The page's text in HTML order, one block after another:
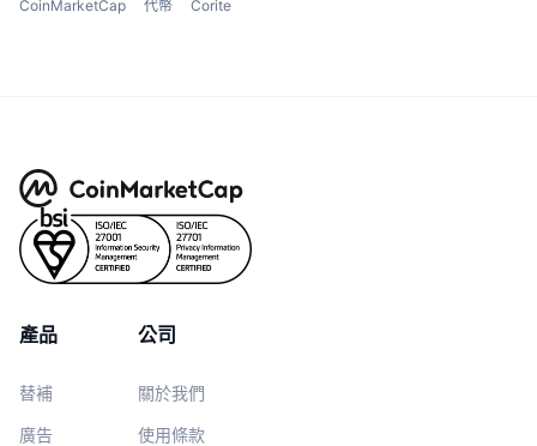
CoinMarketCap 代幣 Corite
產品
替補
廣告
公司
關於我們
使用條款